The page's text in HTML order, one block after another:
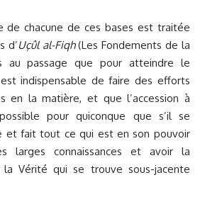
de chacune de ces bases est traitée
d’Uçûl al-Fiqh(Les Fondements de la
au passage que pour atteindre le
indispensable de faire des efforts
en la matière, et que l’accession à
pour quiconque que s’il se
et fait tout ce qui est en son pouvoir
larges connaissances et avoir la
Vérité qui se trouve sous-jacente